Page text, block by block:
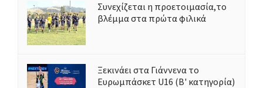
Συνεχίζεται η προετοιμασία,το
βλέμμα στα πρώτα φιλικά
Ξεκινάει στα Γιάννενα το
Ευρωμπάσκετ U16 (Β' κατηγορία)